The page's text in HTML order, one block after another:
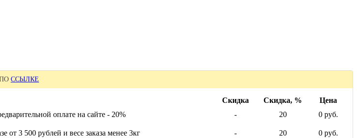
ССЫЛКЕ
Скидка Скидка, %
Цена
оплате на сайте - 20%
- 20 0 руб.
от 3 500 рублей и весе заказа менее 3кг - 20 0 руб.